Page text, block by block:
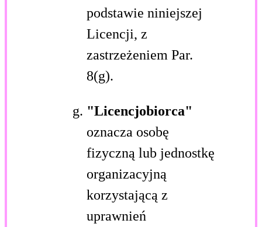
podstawie niniejszej
Licencji, z
zastrzeżeniem Par.
8(g).
"Licencjobiorca"
oznacza osobę
fizyczną lub jednostkę
organizacyjną
korzystającą z
uprawnień